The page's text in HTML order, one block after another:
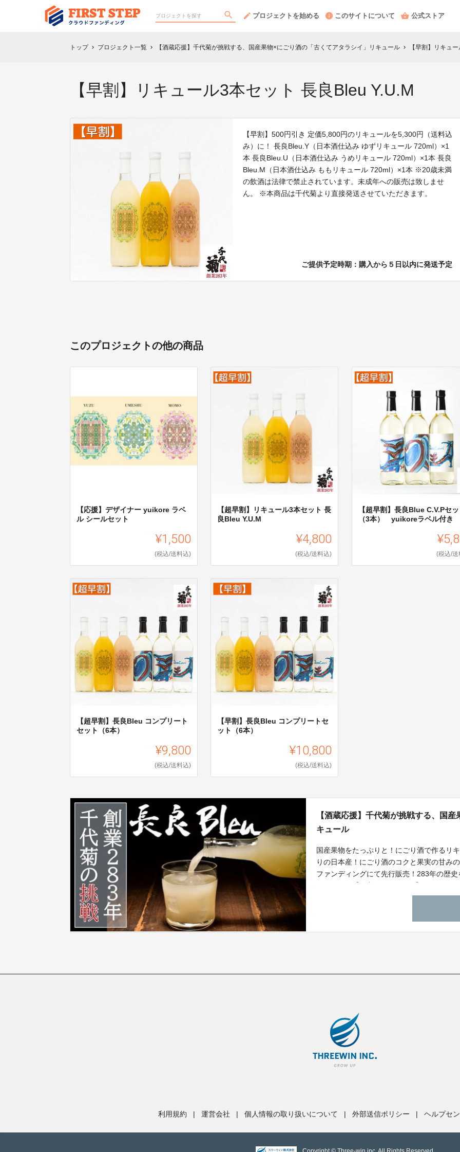
プロジェクトを始める このサイトについて 公式ストア
トップ chevron_right プロジェクト一覧 chevron_right 【酒蔵応援】千代菊が挑戦する、国産果物×にごり酒の「古くてアタラシイ」リキュール chevron_right 【早割】リキュ
【早割】リキュール3本セット 長良Bleu Y.U.M
【早割】500円引き 定価5,800円のリキュールを5,300円（送料込
み）に！ 長良Bleu.Y（日本酒仕込み ゆずリキュール 720ml）×1
本 長良Bleu.U（日本酒仕込み うめリキュール 720ml）×1本 長良
Bleu.M（日本酒仕込み ももリキュール 720ml）×1本 ※20歳未満
の飲酒は法律で禁止されています。未成年への販売は致しませ
ん。 ※本商品は千代菊より直接発送させていただきます。
ご提供予定時期：購入から５日以内に発送予定
このプロジェクトの他の商品
【応援】デザイナー yuikore ラベ
ル シールセット
¥1,500
(税込/送料込)
【超早割】リキュール3本セット 長
良Bleu Y.U.M
¥4,800
(税込/送料込)
【超早割】長良Blue C.V.Pセ
（3本） yuikoreラベル付き
(税込/送
【超早割】長良Bleu コンプリート
セット（6本）
¥9,800
(税込/送料込)
【早割】長良Bleu コンプリートセ
ット（6本）
¥10,800
(税込/送料込)
【酒蔵応援】千代菊が挑戦する、国
キュール
国産果物をたっぷりと！にごり酒で作るリ
りの日本産！にごり酒のコクと果実の甘み
ファンディングにて先行販売！283年の歴
利用規約 | 運営会社 | 個人情報の取り扱いについて | 外部送信ポリシー | ヘルプセ